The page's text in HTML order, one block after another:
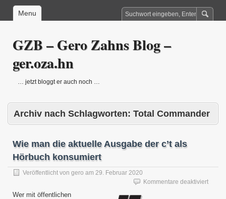
Menu
GZB – Gero Zahns Blog –
ger.oza.hn
… jetzt bloggt er auch noch …
Archiv nach Schlagworten: Total Commander
Wie man die aktuelle Ausgabe der c’t als
Hörbuch konsumiert
Veröffentlicht von gero am 29. Februar 2020
Kommentare deaktiviertfür
Wer mit öffentlichen